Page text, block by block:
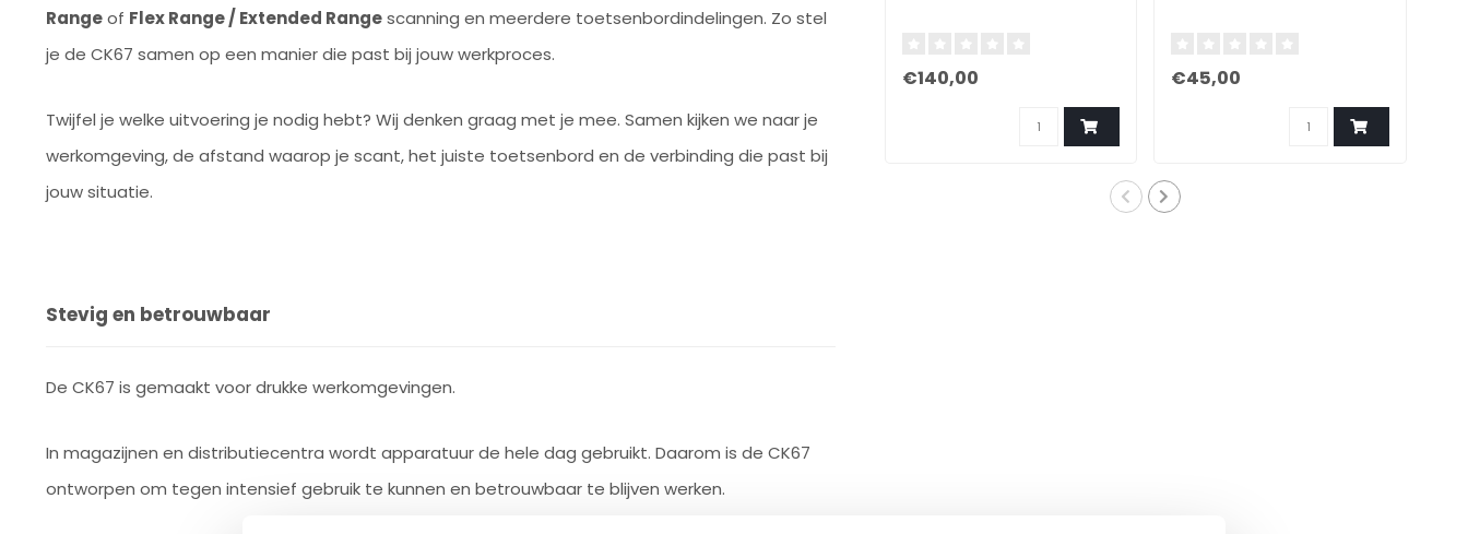
Rangeof Flex Range / Extended Rangescanning en meerdere toetsenbordindelingen. Zo stel
je de CK67 samen op een manier die past bij jouw werkproces.
Twijfel je welke uitvoering je nodig hebt? Wij denken graag met je mee. Samen kijken we naar je
werkomgeving, de afstand waarop je scant, het juiste toetsenbord en de verbinding die past bij
jouw situatie.
Stevig en betrouwbaar
De CK67 is gemaakt voor drukke werkomgevingen.
In magazijnen en distributiecentra wordt apparatuur de hele dag gebruikt. Daarom is de CK67
ontworpen om tegen intensief gebruik te kunnen en betrouwbaar te blijven werken.
€140,00 €45,00